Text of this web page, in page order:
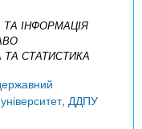
ТА ІНФОРМАЦІЯ
СТАТИСТИКА
ДДПУ